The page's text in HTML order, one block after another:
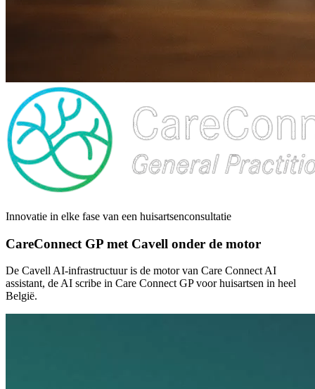
Innovatie in elke fase van een huisartsenconsultatie
CareConnect GP met Cavell onder de motor
De Cavell AI-infrastructuur is de motor van Care Connect AI
assistant, de AI scribe in Care Connect GP voor huisartsen in heel
België.